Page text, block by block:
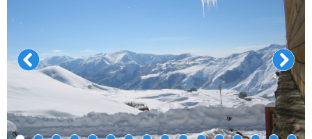
Развлечения
Календарь событий
Телеграм-канал
Гудаури
INFO